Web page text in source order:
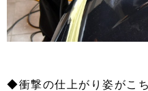
◆衝撃の仕上がり姿がこち